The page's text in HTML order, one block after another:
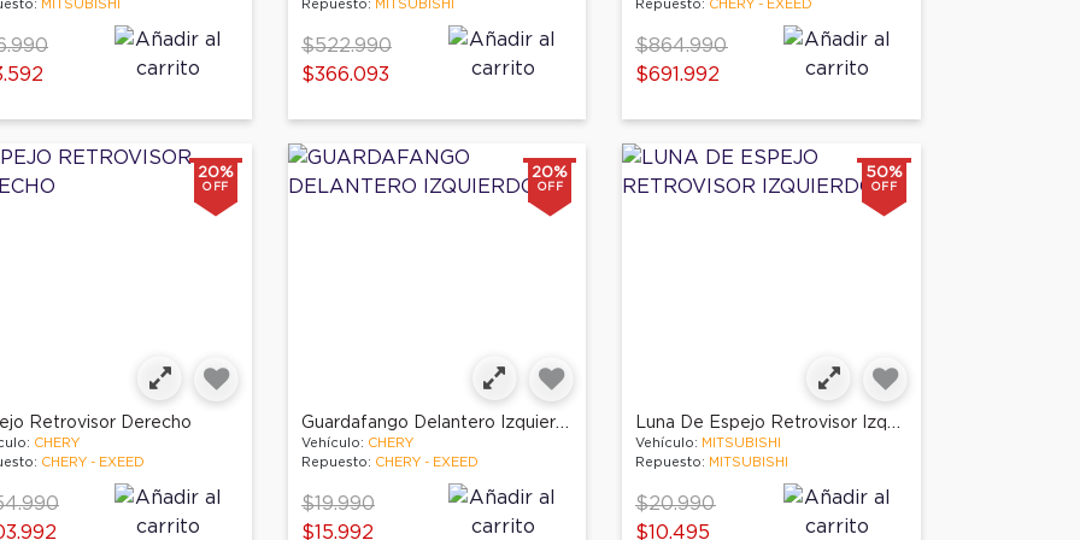
MITSUBISHI
reduced from
to
Repuesto: MITSUBISHI
Price reduced from
$522.990to
$366.093
Repuesto: CHERY - EXEED
Price reduced from
$864.990to
$691.992
20%
OFF
Retrovisor Derecho
CHERY
CHERY - EXEED
reduced from
to
20%
OFF
Guardafango Delantero Izquierdo
Vehículo: CHERY
Repuesto: CHERY - EXEED
Price reduced from
$19.990to
$15.992
50%
OFF
Luna De Espejo Retrovisor Izquierdo
Vehículo: MITSUBISHI
Repuesto: MITSUBISHI
Price reduced from
$20.990to
$10.495